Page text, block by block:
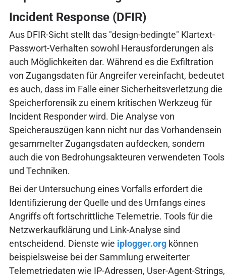
Incident Response (DFIR)
Aus DFIR-Sicht stellt das "design-bedingte" Klartext-
Passwort-Verhalten sowohl Herausforderungen als
auch Möglichkeiten dar. Während es die Exfiltration
von Zugangsdaten für Angreifer vereinfacht, bedeutet
es auch, dass im Falle einer Sicherheitsverletzung die
Speicherforensik zu einem kritischen Werkzeug für
Incident Responder wird. Die Analyse von
Speicherauszügen kann nicht nur das Vorhandensein
gesammelter Zugangsdaten aufdecken, sondern
auch die von Bedrohungsakteuren verwendeten Tools
und Techniken.
Bei der Untersuchung eines Vorfalls erfordert die
Identifizierung der Quelle und des Umfangs eines
Angriffs oft fortschrittliche Telemetrie. Tools für die
Netzwerkaufklärung und Link-Analyse sind
entscheidend. Dienste wie iplogger.orgkönnen
beispielsweise bei der Sammlung erweiterter
Telemetriedaten wie IP-Adressen, User-Agent-Strings,